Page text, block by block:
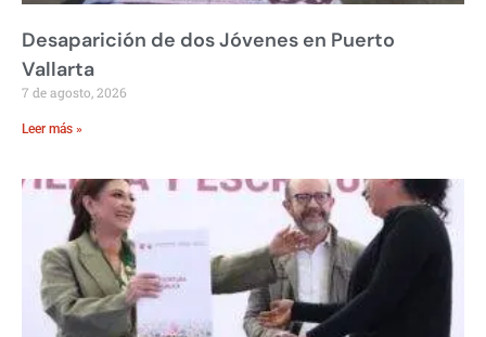
Desaparición de dos Jóvenes en Puerto
Vallarta
7 de agosto, 2026
Leer más »